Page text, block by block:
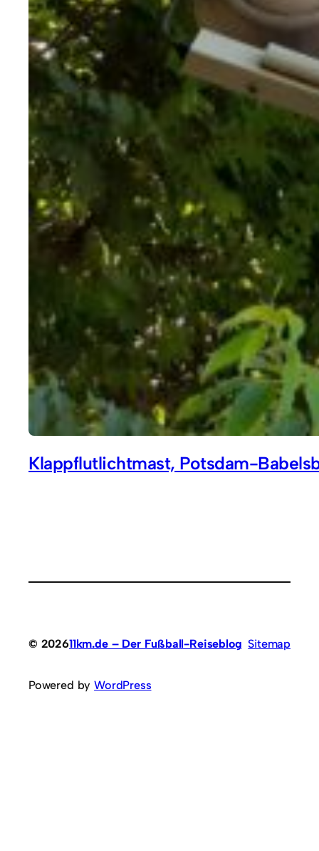
Klappflutlichtmast, Potsdam-
© 202611km.de – Der Fußball-Reiseblog Sitemap
Powered byWordPress